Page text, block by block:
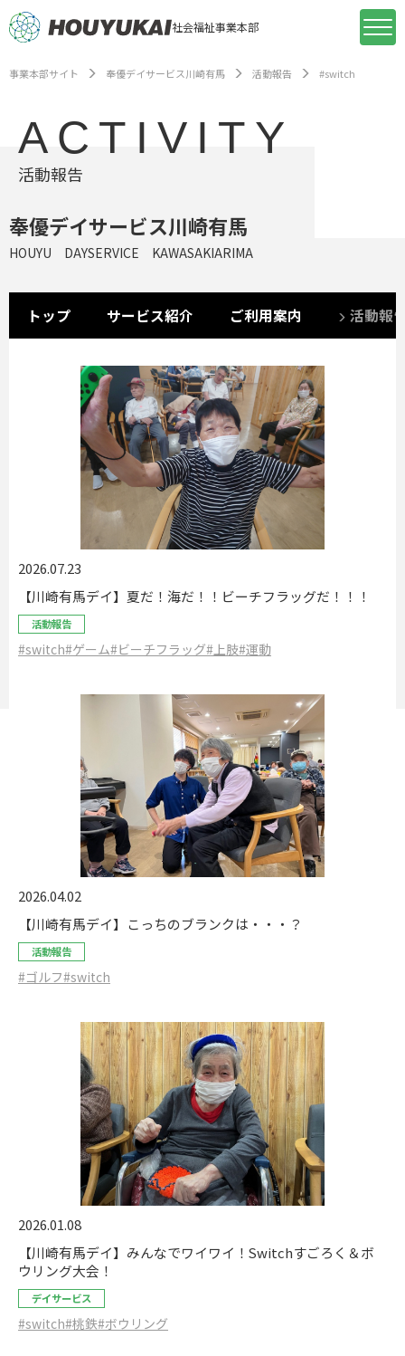
社会福祉事業本部
事業本部サイト 奉優デイサービス川崎有馬 活動報告 #switch
ACTIVITY
活動報告
奉優デイサービス川崎有馬
HOUYU DAYSERVICE KAWASAKIARIMA
トップ サービス紹介 ご利用案内 活動報
2026.07.23
【川崎有馬デイ】夏だ！海だ！！ビーチフラッグだ！！！
活動報告
#switch#ゲーム#ビーチフラッグ#上肢#運動
2026.04.02
【川崎有馬デイ】こっちのブランクは・・・？
活動報告
#ゴルフ#switch
2026.01.08
【川崎有馬デイ】みんなでワイワイ！Switchすごろく＆ボ
ウリング大会！
デイサービス
#switch#桃鉄#ボウリング